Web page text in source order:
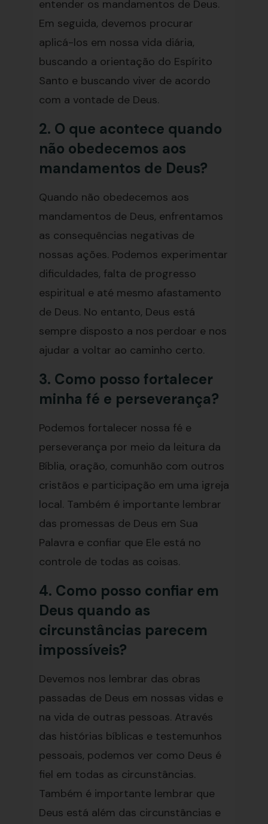
entender os mandamentos de Deus.
Em seguida, devemos procurar
aplicá-los em nossa vida diária,
buscando a orientação do Espírito
Santo e buscando viver de acordo
com a vontade de Deus.
2. O que acontece quando
não obedecemos aos
mandamentos de Deus?
Quando não obedecemos aos
mandamentos de Deus, enfrentamos
as consequências negativas de
nossas ações. Podemos experimentar
dificuldades, falta de progresso
espiritual e até mesmo afastamento
de Deus. No entanto, Deus está
sempre disposto a nos perdoar e nos
ajudar a voltar ao caminho certo.
3. Como posso fortalecer
minha fé e perseverança?
Podemos fortalecer nossa fé e
perseverança por meio da leitura da
Bíblia, oração, comunhão com outros
cristãos e participação em uma igreja
local. Também é importante lembrar
das promessas de Deus em Sua
Palavra e confiar que Ele está no
controle de todas as coisas.
4. Como posso confiar em
Deus quando as
circunstâncias parecem
impossíveis?
Devemos nos lembrar das obras
passadas de Deus em nossas vidas e
na vida de outras pessoas. Através
das histórias bíblicas e testemunhos
pessoais, podemos ver como Deus é
fiel em todas as circunstâncias.
Também é importante lembrar que
Deus está além das circunstâncias e